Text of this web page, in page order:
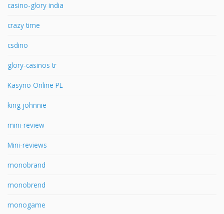
casino-glory india
crazy time
csdino
glory-casinos tr
Kasyno Online PL
king johnnie
mini-review
Mini-reviews
monobrand
monobrend
monogame